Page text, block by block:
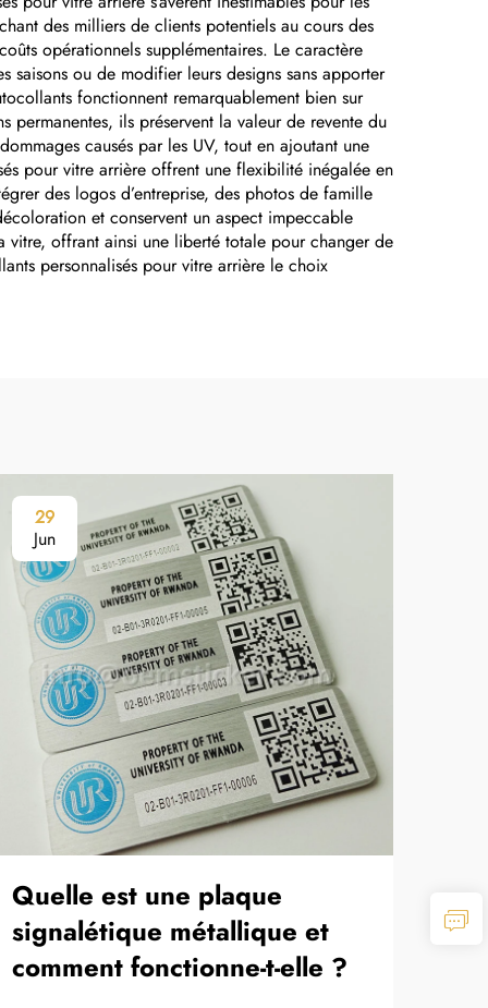
aluminium anodisé,
autocollant
des milliers de clients potentiels au cours des
opérationnels supplémentaires. Le caractère
saisons ou de modifier leurs designs sans apporter
fonctionnent remarquablement bien sur
permanentes, ils préservent la valeur de revente du
causés par les UV, tout en ajoutant une
pour vitre arrière offrent une flexibilité inégalée en
des logos d’entreprise, des photos de famille
et conservent un aspect impeccable
vitre, offrant ainsi une liberté totale pour changer de
personnalisés pour vitre arrière le choix
29
Jun
Quelle est une plaque
signalétique métallique et
comment fonctionne-t-elle ?